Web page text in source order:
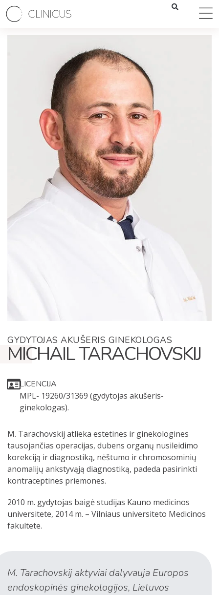
GYDYTOJAS AKUŠERIS GINEKOLOGAS
MICHAIL TARACHOVSKIJ
LICENCIJA
MPL- 19260/31369 (gydytojas akušeris-
ginekologas).
M. Tarachovskij atlieka estetines ir ginekologines
tausojančias operacijas, dubens organų nusileidimo
korekciją ir diagnostiką, nėštumo ir chromosominių
anomalijų ankstyvąją diagnostiką, padeda pasirinkti
kontraceptines priemones.
2010 m. gydytojas baigė studijas Kauno medicinos
universitete, 2014 m. – Vilniaus universiteto Medicinos
fakultete.
M. Tarachovskij aktyviai dalyvauja Europos
endoskopinės ginekologijos, Lietuvos